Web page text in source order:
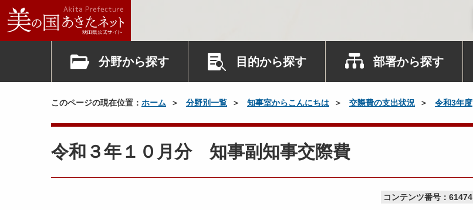
分野から探す 目的から探す 部署から探す
このページの現在位置： ホーム 分野別一覧 知事室からこんにちは 交際費の支出状況 令和3年度
令和３年１０月分 知事副知事交際費
コンテンツ番号：61474